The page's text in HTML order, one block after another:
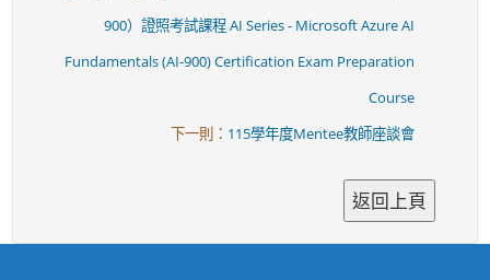
900）證照考試課程 AI Series - Microsoft Azure AI
Fundamentals (AI-900) Certification Exam Preparation
Course
下一則： 115學年度Mentee教師座談會